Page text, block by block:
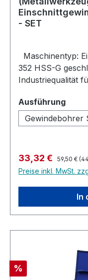
- SET
352 HSS-G geschliffen Typ:
Industriequalität
Kombinationsset
und
Gewinde,
4,2 5,0 6,8 8,5 10,2 Windeisen DIN 1914 Gr. 1,5
Ausführung
Gewindebohrer
Verkaufspreis:
33,32 € Regulärer
59,50 €
Preise inkl. MwSt.
In
Rabatt
%